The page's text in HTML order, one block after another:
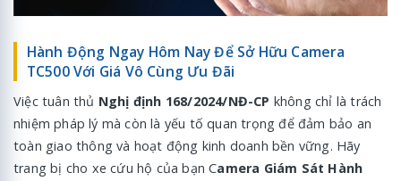
Hành Động Ngay Hôm Nay Để Sở Hữu Camera
TC500 Với Giá Vô Cùng Ưu Đãi
Việc tuân thủ Nghị định 168/2024/NĐ-CP không chỉ là trách
nhiệm pháp lý mà còn là yếu tố quan trọng để đảm bảo an
toàn giao thông và hoạt động kinh doanh bền vững. Hãy
trang bị cho xe cứu hộ của bạn Camera Giám Sát Hành